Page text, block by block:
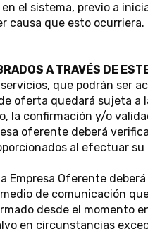
el sistema, previo a
causa que esto ocurriera.
A TRAVÉS DE
que podrán ser
oferta quedará sujeta
la confirmación y/o
oferente deberá
al efectuar
Empresa Oferente
de comunicación
desde el momento
en circunstancias